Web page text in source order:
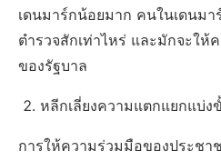
เดนมาร์กน้อยมาก คนในเดนม
ตำรวจสักเท่าไหร่ และมักจะให้
ของรัฐบาล
หลีกเลี่ยงความแตกแยกแบ่ง
การให้ความร่วมมือของประชา